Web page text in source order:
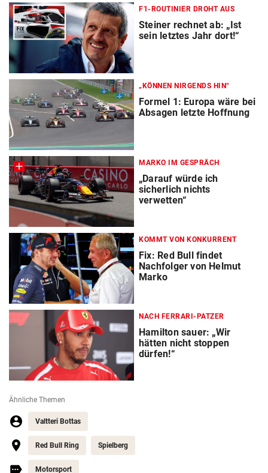
F1-ROUTINIER DROHT AUS
Steiner rechnet ab: „Ist
sein letztes Jahr dort!“
„KÖNNEN NIRGENDS HIN“
Formel 1: Europa wäre bei
Absagen letzte Hoffnung
MARKO IM GESPRÄCH
„Darauf würde ich
sicherlich nichts
verwetten“
KOMMT VON KONKURRENT
Fix: Red Bull findet
Nachfolger von Helmut
Marko
NACH FERRARI-PATZER
Hamilton sauer: „Wir
hätten nicht stoppen
dürfen!“
Ähnliche Themen
Valtteri Bottas
Red Bull Ring Spielberg
Motorsport